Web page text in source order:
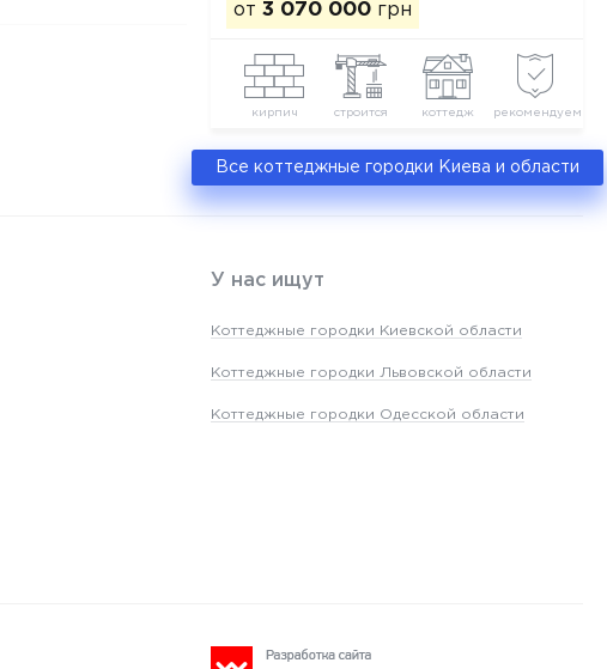
от 3 070 000 грн
кирпич строится коттедж рекомендуем
Все коттеджные городки Киева и области
У нас ищут
Коттеджные городки Киевской области
Коттеджные городки Львовской области
Коттеджные городки Одесской области